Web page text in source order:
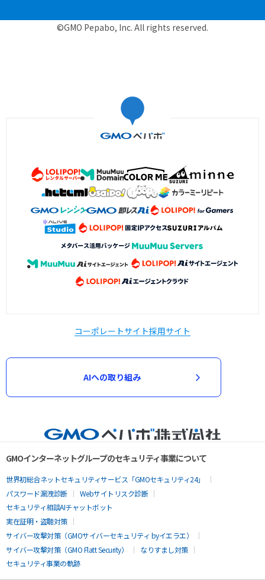
©GMO Pepabo, Inc. All rights reserved.
コーポレートサイト採用サイト
AIへの取り組み
GMOインターネットグループのセキュリティ事業について
世界初総合ネットセキュリティサービス「GMOセキュリティ24」
パスワード漏洩診断
Webサイトリスク診断
セキュリティ相談AIチャットボット
実在証明・盗聴対策
サイバー攻撃対策（GMOサイバーセキュリティ byイエラエ）
サイバー攻撃対策（GMO Flatt Security）
なりすまし対策
セキュリティ事業の軌跡